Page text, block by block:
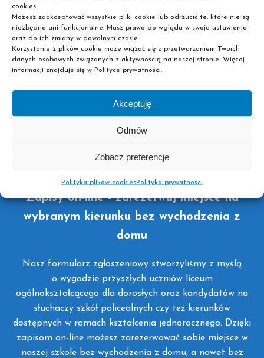
cookies.
Możesz zaakceptować wszystkie pliki cookie lub odrzucić te, które nie są
niezbędne ani funkcjonalne. Masz prawo do wglądu w swoje ustawienia
oraz do ich zmiany w dowolnym czasie.
Korzystanie z plików cookie może wiązać się z przetwarzaniem Twoich
danych osobowych związanych z aktywnością na naszej stronie. Więcej
informacji znajduje się w Polityce prywatności.
Akceptuję
Odmów
Zobacz preferencje
Polityka plików cookiesPolityka prywatności
naszych kierunków? Nie zwlekaj i już teraz zarezerwuj
sobie miejsce w pobliskiej placówce dokonując zapisu
on-line! Liczba miejsc jest ograniczona, dlatego im
szybciej wypełnisz formularz, tym większa szansa, że już
wkrótce staniesz się słuchaczem jednej z naszych szkół
Cię kierunek oraz pożądane miasto i podasz nam swoje
aby podjąć naukę w jednej ze szkół policealnych Pascal
Zapisy on-line - zarezerwuj miejsce na
wybranym kierunku bez wychodzenia z
domu
Nasz formularz zgłoszeniowy stworzyliśmy z myślą
o wygodzie przyszłych uczniów liceum
ogólnokształcącego dla dorosłych oraz kandydatów na
słuchaczy szkół policealnych czy też kierunków
dostępnych w ramach kształcenia jednorocznego. Dzięki
zapisom on-line możesz zarezerwować sobie miejsce w
naszej szkole bez wychodzenia z domu, a nawet bez